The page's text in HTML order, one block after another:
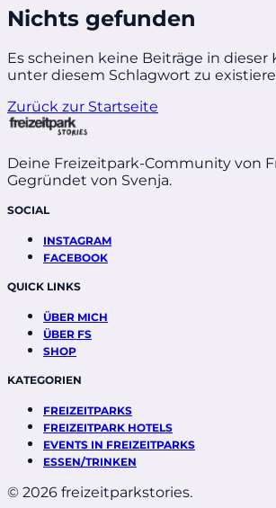
Nichts gefunden
Es scheinen keine Beiträge in dieser
unter diesem Schlagwort zu
Zurück zur Startseite
Deine Freizeitpark-Community von
Gegründet von Svenja.
SOCIAL
INSTAGRAM
FACEBOOK
QUICK LINKS
ÜBER MICH
ÜBER FS
SHOP
KATEGORIEN
FREIZEITPARKS
FREIZEITPARK HOTELS
EVENTS IN FREIZEITPARKS
ESSEN/TRINKEN
© 2026 freizeitparkstories.